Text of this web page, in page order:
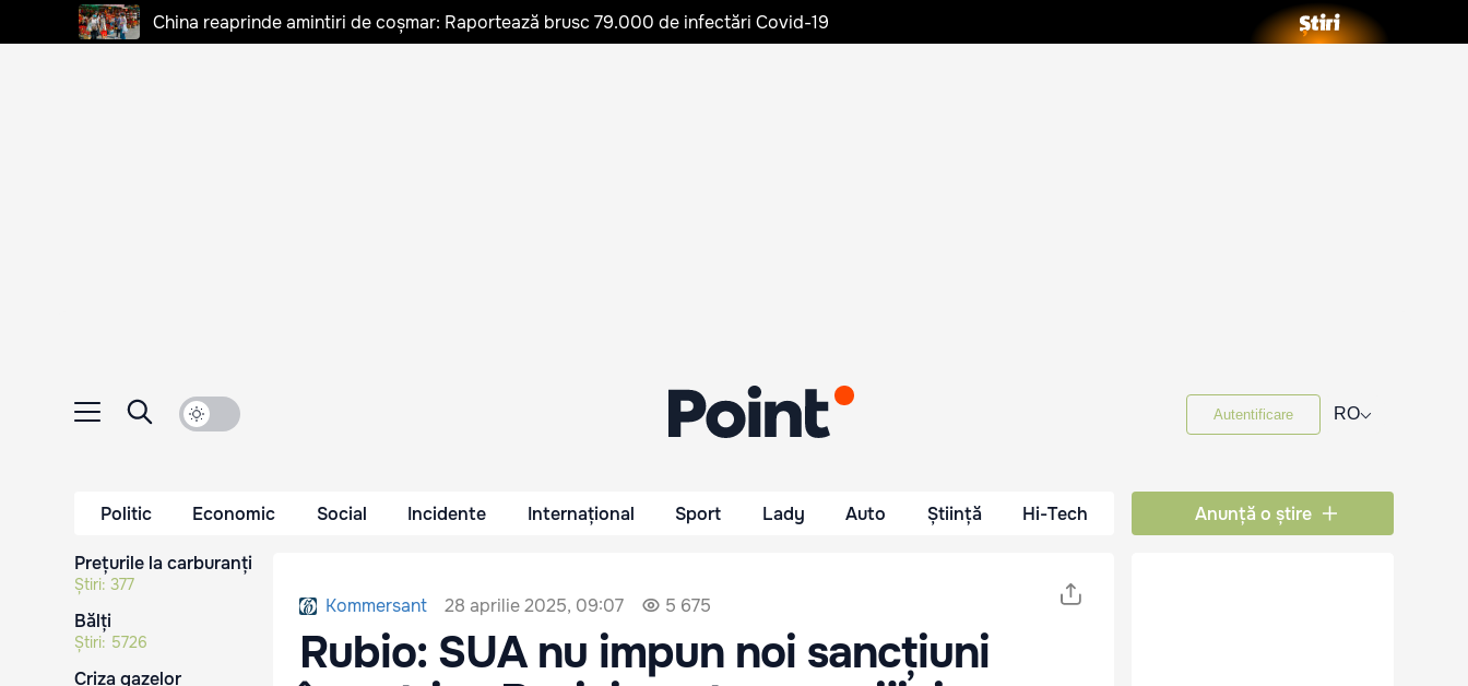
China reaprinde amintiri de coșmar: Raportează brusc 79.000 de infectări Covid-19
Autentificare RO⌵
Politic Economic Social Incidente Internațional Sport Lady Auto Știință Hi-Tech Anunță o știre
Prețurile la carburanți
Știri: 377
Bălți
Știri: 5726
Criza gazelor
Kommersant 28 aprilie 2025, 09:07 5 675
Rubio: SUA nu impun noi sancțiuni